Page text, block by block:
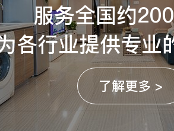
服务全国约
各行业提供专业
了解更多 >